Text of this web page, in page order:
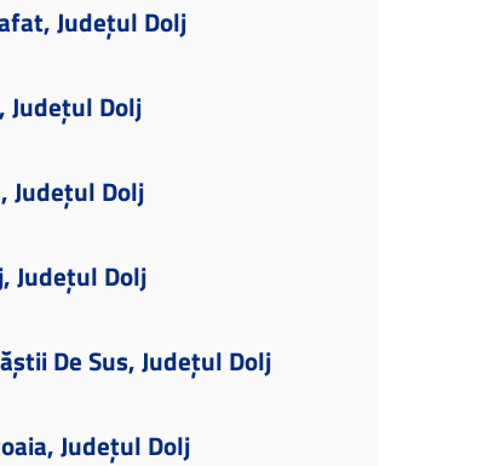
Județul Dolj
Județul Dolj
Județul Dolj
Județul Dolj
De Sus, Județul Dolj
Județul Dolj